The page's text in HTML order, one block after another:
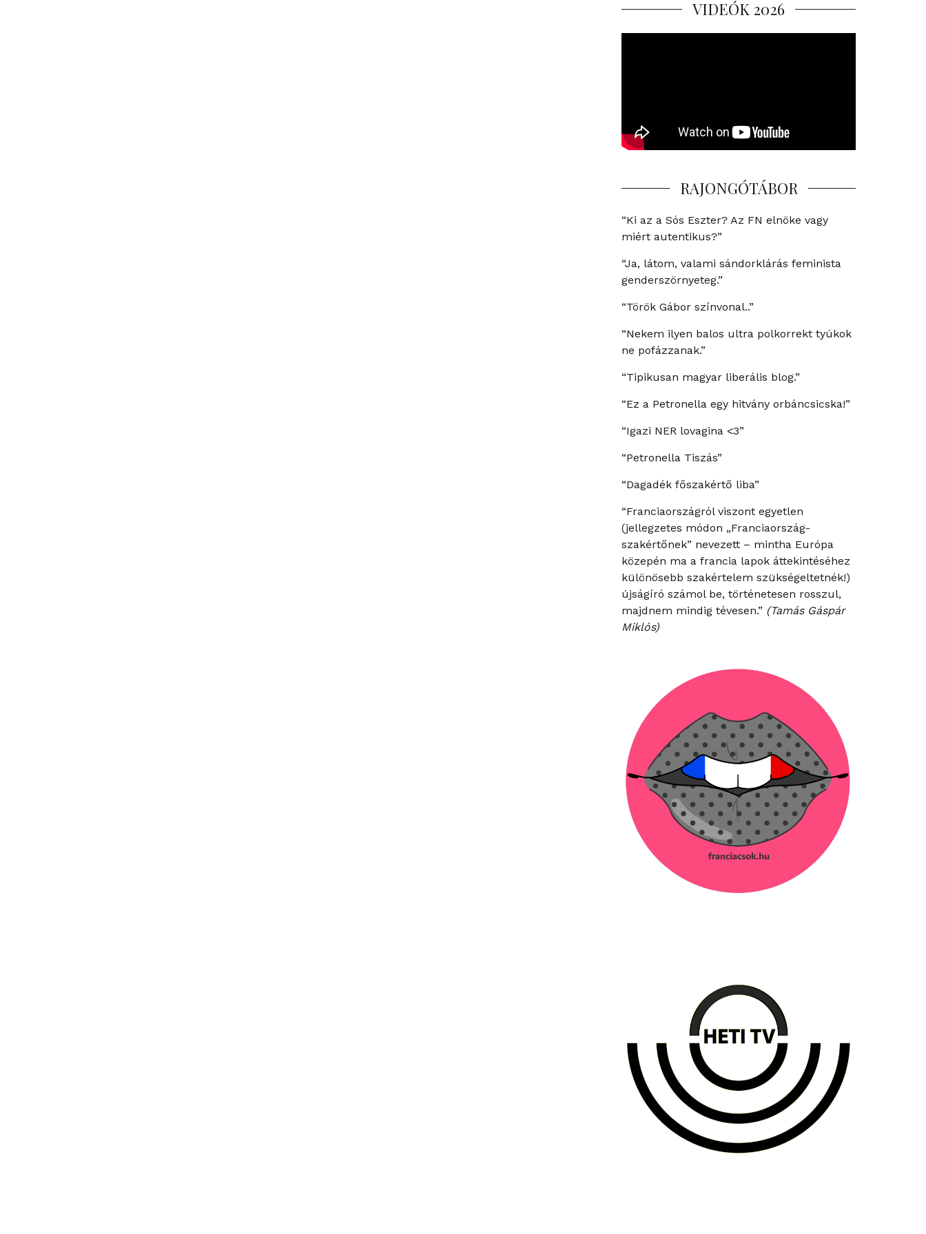
VIDEÓK 2026
RAJONGÓTÁBOR
“Ki az a Sós Eszter? Az FN elnöke vagy
miért autentikus?”
“Ja, látom, valami sándorklárás feminista
genderszörnyeteg.”
“Török Gábor színvonal..”
“Nekem ilyen balos ultra polkorrekt tyúkok
ne pofázzanak.”
“Tipikusan magyar liberális blog.”
“Ez a Petronella egy hitvány orbáncsicska!”
“Igazi NER lovagina <3”
“Petronella Tiszás”
“Dagadék főszakértő liba”
“Franciaországról viszont egyetlen
(jellegzetes módon „Franciaország-
szakértőnek” nevezett – mintha Európa
közepén ma a francia lapok áttekintéséhez
különösebb szakértelem szükségeltetnék!)
újságíró számol be, történetesen rosszul,
majdnem mindig tévesen.” (Tamás Gáspár
Miklós)